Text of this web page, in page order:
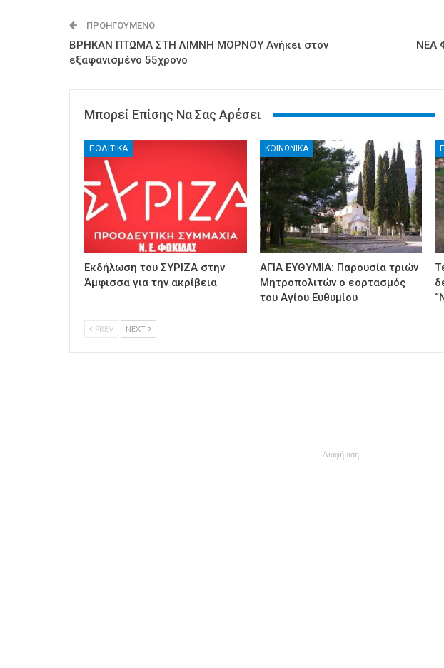
ΠΡΟΗΓΟΎΜΕΝΟ
ΒΡΗΚΑΝ ΠΤΩΜΑ ΣΤΗ ΛΙΜΝΗ ΜΟΡΝΟΥ Ανήκει στον
εξαφανισμένο 55χρονο
ΝΕΑ
Μπορεί Επίσης Να Σας Αρέσει
ΠΟΛΙΤΙΚΑ
Εκδήλωση του ΣΥΡΙΖΑ στην
Άμφισσα για την ακρίβεια
ΚΟΙΝΩΝΙΚΑ
ΑΓΙΑ ΕΥΘΥΜΙΑ: Παρουσία τριών
Μητροπολιτών ο εορτασμός
του Αγίου Ευθυμίου
PREV NEXT
- Διαφήμιση -